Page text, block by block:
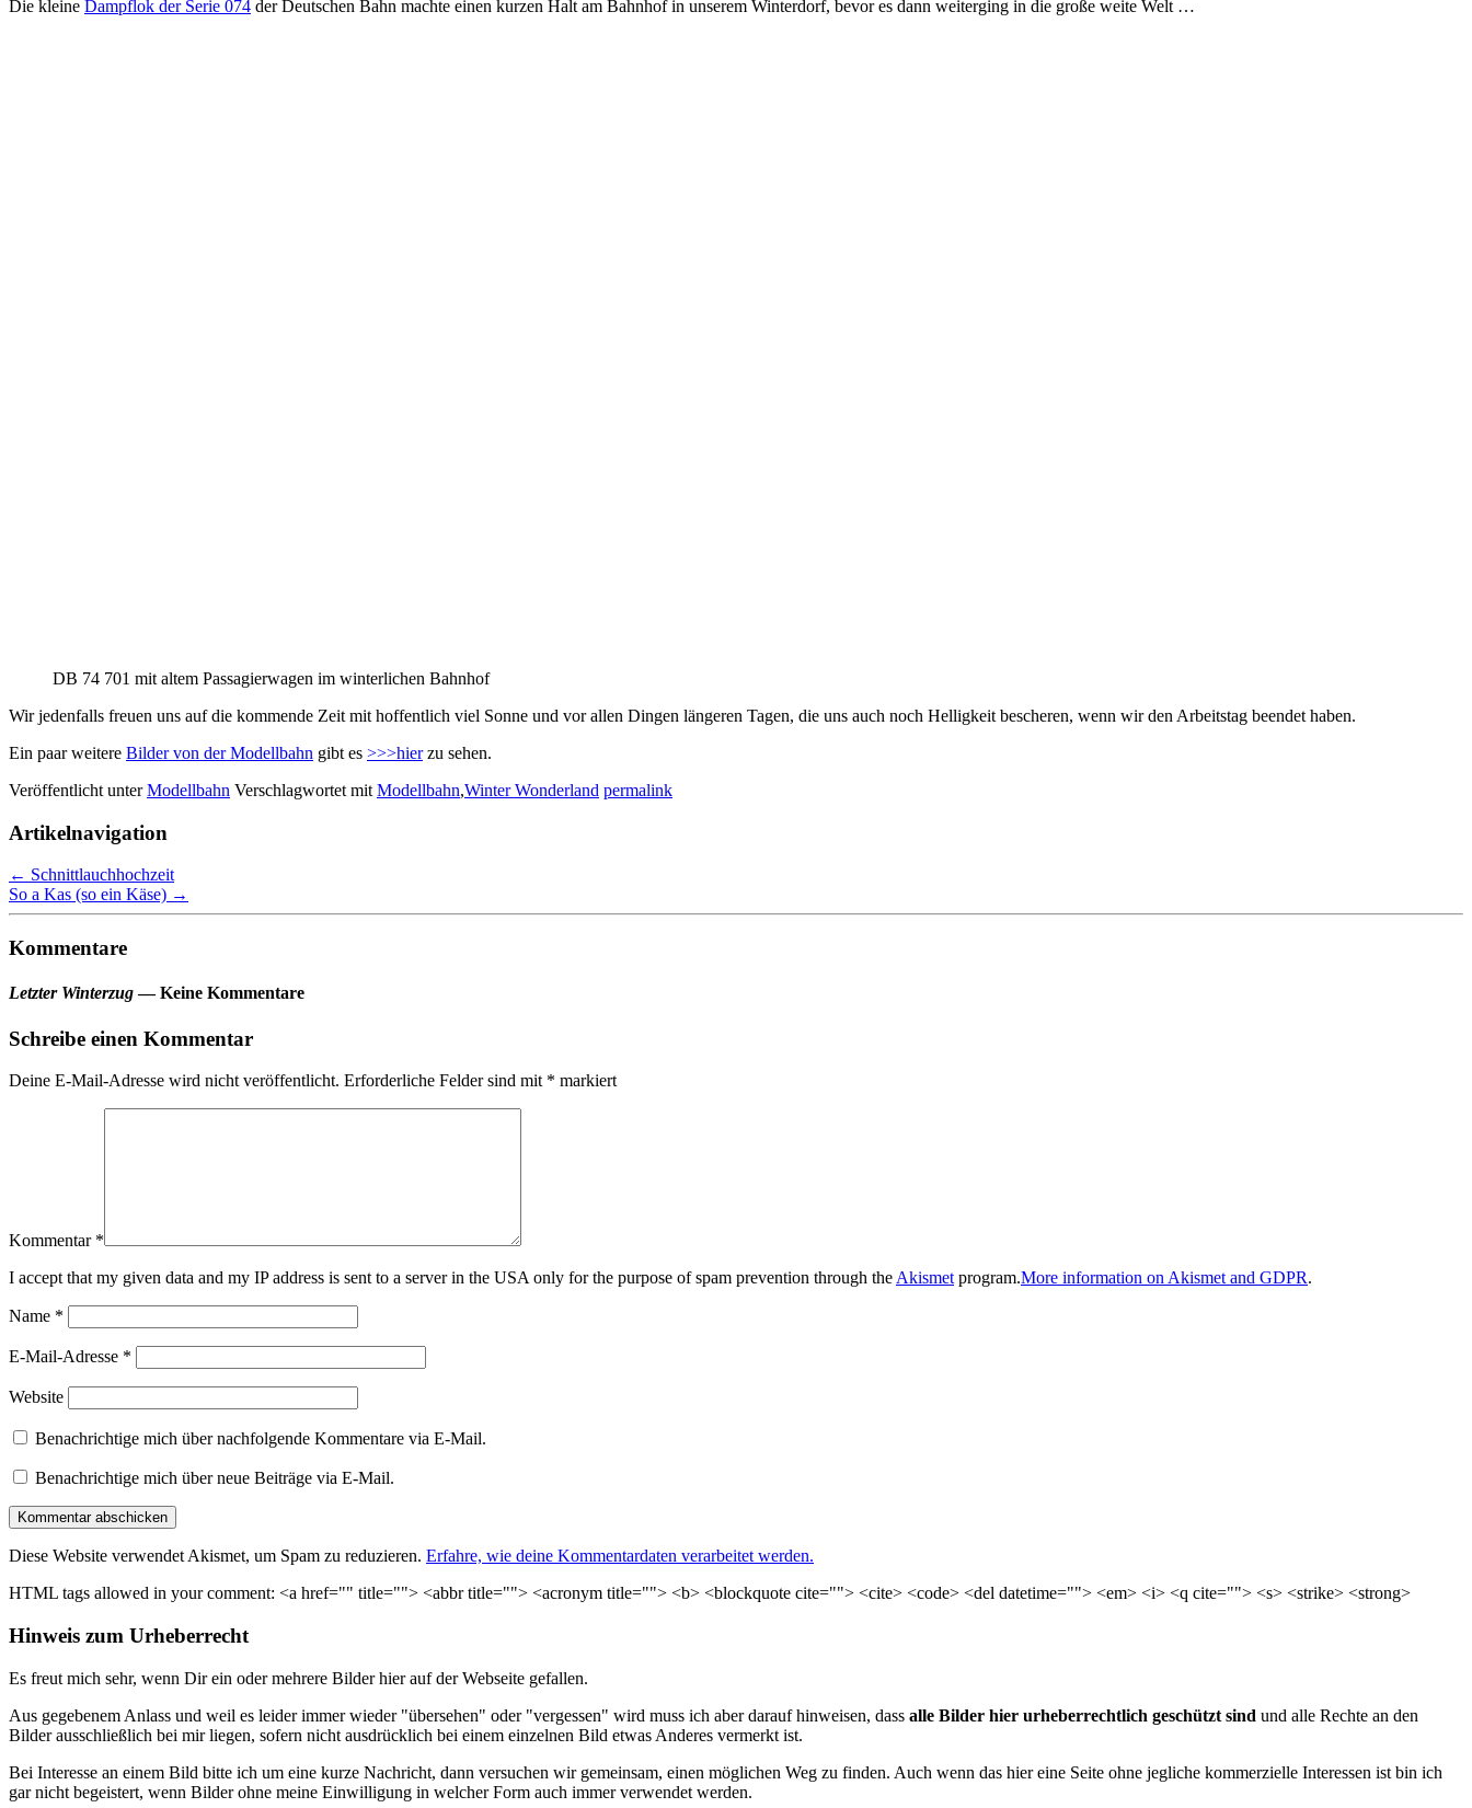
Die kleine Dampflok der Serie 074 der Deutschen Bahn machte einen kurzen Halt am Bahnhof in unserem Winterdorf, bevor es dann weiterging in die große weite Welt …
DB 74 701 mit altem Passagierwagen im winterlichen Bahnhof
Wir jedenfalls freuen uns auf die kommende Zeit mit hoffentlich viel Sonne und vor allen Dingen längeren Tagen, die uns auch noch Helligkeit bescheren, wenn wir den Arbeitstag beendet haben.
Ein paar weitere Bilder von der Modellbahn gibt es >>>hierzu sehen.
Veröffentlicht unter Modellbahn Verschlagwortet mit Modellbahn,Winter Wonderland permalink
Artikelnavigation
← Schnittlauchhochzeit
So a Kas (so ein Käse) →
Kommentare
Letzter Winterzug— Keine Kommentare
Schreibe einen Kommentar
Deine E-Mail-Adresse wird nicht veröffentlicht. Erforderliche Felder sind mit * markiert
Kommentar *
I accept that my given data and my IP address is sent to a server in the USA only for the purpose of spam prevention through theAkismetprogram.More information on Akismet and GDPR.
Name *
E-Mail-Adresse *
Website
Benachrichtige mich über nachfolgende Kommentare via E-Mail.
Benachrichtige mich über neue Beiträge via E-Mail.
Diese Website verwendet Akismet, um Spam zu reduzieren. Erfahre, wie deine Kommentardaten verarbeitet werden.
HTML tags allowed in your comment: <a href="" title=""> <abbr title=""> <acronym title=""> <b> <blockquote cite=""> <cite> <code> <del datetime=""> <em> <i> <q cite=""> <s> <strike> <strong>
Hinweis zum Urheberrecht
Es freut mich sehr, wenn Dir ein oder mehrere Bilder hier auf der Webseite gefallen.
Aus gegebenem Anlass und weil es leider immer wieder "übersehen" oder "vergessen" wird muss ich aber darauf hinweisen, dass alle Bilder hier urheberrechtlich geschützt sind und alle Rechte an den
Bilder ausschließlich bei mir liegen, sofern nicht ausdrücklich bei einem einzelnen Bild etwas Anderes vermerkt ist.
Bei Interesse an einem Bild bitte ich um eine kurze Nachricht, dann versuchen wir gemeinsam, einen möglichen Weg zu finden. Auch wenn das hier eine Seite ohne jegliche kommerzielle Interessen ist bin ich
gar nicht begeistert, wenn Bilder ohne meine Einwilligung in welcher Form auch immer verwendet werden.